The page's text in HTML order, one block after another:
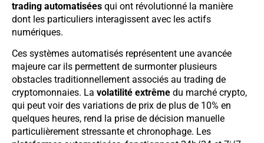
trading automatisées qui ont révolutionné la manière
dont les particuliers interagissent avec les actifs
numériques.
Ces systèmes automatisés représentent une avancée
majeure car ils permettent de surmonter plusieurs
obstacles traditionnellement associés au trading de
cryptomonnaies. La volatilité extrême du marché crypto,
qui peut voir des variations de prix de plus de 10% en
quelques heures, rend la prise de décision manuelle
particulièrement stressante et chronophage. Les